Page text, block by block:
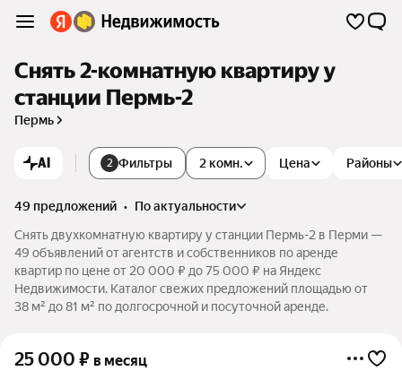
Снять 2-комнатную квартиру у
станции Пермь-2
Пермь
AI 2 Фильтры Цена
2 комн. Районы
49 предложений •
по актуальности
Снять двухкомнатную квартиру у станции Пермь-2 в Перми —
49 объявлений от агентств и собственников по аренде
квартир по цене от 20 000 ₽ до 75 000 ₽ на Яндекс
Недвижимости. Каталог свежих предложений площадью от
38 м² до 81 м² по долгосрочной и посуточной аренде.
25 000 ₽ в месяц